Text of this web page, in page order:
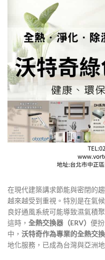
在現代建築講求節能與密閉的
越來越受到重視。特別是在氣
良好通風系統可能導致濕氣積
這時， 全熱交換器（ERV） 便
中， 沃特奇作為專業的全熱交
地化服務，已成為台灣與亞洲